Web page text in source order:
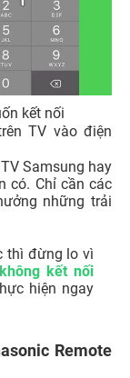
kết nối
TV vào điện
Samsung hay
có. Chỉ cần các
những trải
thì đừng lo vì
kết nối
hiện ngay
Remote